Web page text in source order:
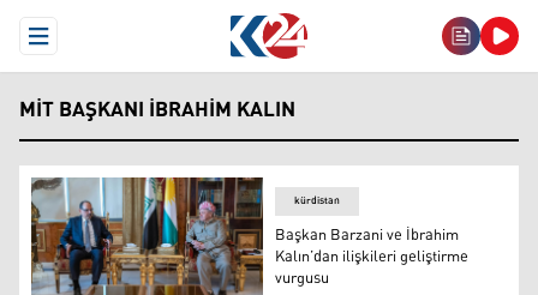
Open Menu
MİT BAŞKANI İBRAHIM KALIN
kürdistan
Başkan Barzani ve İbrahim
Kalın’dan ilişkileri geliştirme
vurgusu